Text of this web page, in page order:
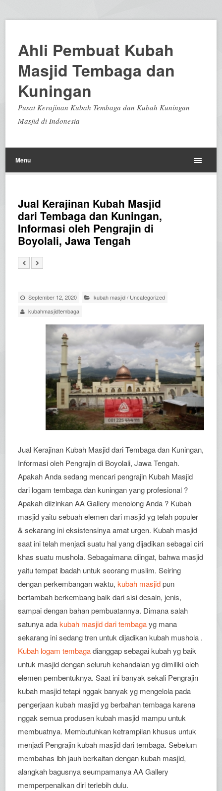
Ahli Pembuat Kubah
Masjid Tembaga dan
Kuningan
Pusat Kerajinan Kubah Tembaga dan Kubah Kuningan
Masjid di Indonesia
Menu
Jual Kerajinan Kubah Masjid
dari Tembaga dan Kuningan,
Informasi oleh Pengrajin di
Boyolali, Jawa Tengah
September 12, 2020 kubah masjid/ Uncategorized
kubahmasjidtembaga
Jual Kerajinan Kubah Masjid dari Tembaga dan Kuningan,
Informasi oleh Pengrajin di Boyolali, Jawa Tengah.
Apakah Anda sedang mencari pengrajin Kubah Masjid
dari logam tembaga dan kuningan yang profesional ?
Apakah diizinkan AA Gallery menolong Anda ? Kubah
masjid yaitu sebuah elemen dari masjid yg telah populer
& sekarang ini eksistensinya amat urgen. Kubah masjid
saat ini telah menjadi suatu hal yang dijadikan sebagai ciri
khas suatu mushola. Sebagaimana diingat, bahwa masjid
yaitu tempat ibadah untuk seorang muslim. Seiring
dengan perkembangan waktu,kubah masjidpun
bertambah berkembang baik dari sisi desain, jenis,
sampai dengan bahan pembuatannya. Dimana salah
satunya adakubah masjid dari tembagayg mana
sekarang ini sedang tren untuk dijadikan kubah mushola .
Kubah logam tembagadianggap sebagai kubah yg baik
untuk masjid dengan seluruh kehandalan yg dimiliki oleh
elemen pembentuknya. Saat ini banyak sekali Pengrajin
kubah masjid tetapi nggak banyak yg mengelola pada
pengerjaan kubah masjid yg berbahan tembaga karena
nggak semua produsen kubah masjid mampu untuk
membuatnya. Membutuhkan ketrampilan khusus untuk
menjadi Pengrajin kubah masjid dari tembaga. Sebelum
membahas lbh jauh berkaitan dengan kubah masjid,
alangkah bagusnya seumpamanya AA Gallery
memperpenalkan diri terlebih dulu.